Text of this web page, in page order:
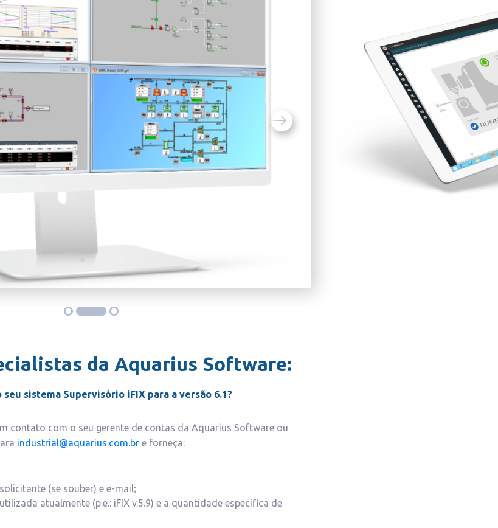
da Aquarius Software:
sistema Supervisório iFIX para a versão 6.1?
contato com o seu gerente de contas da Aquarius Software ou
industrial@aquarius.com.br e forneça:
(se souber) e e-mail;
atualmente (p.e.: iFIX v.5.9) e a quantidade específica de